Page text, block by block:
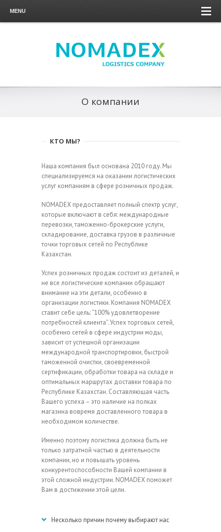
MENU
О компании
КТО МЫ?
Наша компания был основана 2010 году. Мы
специализируемся на оказании логистических
услуг компаниям в сфере розничных продаж.
NOMADEX предоставляет полный спектр услуг,
которые включают в себя: международные
перевозки, таможенно-брокерские услуги,
складирование, доставка грузов в различные
точки торговых сетей по Республике
Казахстан.
Успех розничных продаж состоит из деталей, и
не все логистические компании обращают
внимание на эти детали, особенно в
организации логистики. Компания NOMADEX
ставит себе цель: “100% удовлетворение
потребностей клиента”. Успех торговых сетей,
особенно сетей в сфере индустрии моды,
зависит от успешной организации
международной транспортировки, быстрой
таможенной очистки, своевременной
сертификации, обработки товара на складе и
оптимальных маршрутах доставки товара по
Республике Казахстан. Составляющая часть
Вашего успеха – это наличие на полках
магазина вовремя доставленного товара в
необходимом количестве.
Именно поэтому логистика должна быть не
только затратной частью в деятельности
компании, но и повышать уровень
конкурентоспособности Вашей компании в
этой сложной индустрии. NOMADEX поможет
Вам в достижении этой цели.
Несколько причин почему выбирают нас